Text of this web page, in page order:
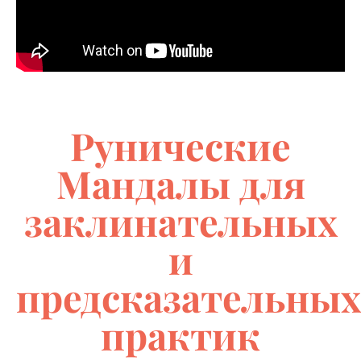
Рунические
Мандалы для
заклинательных
и
предсказательных
практик